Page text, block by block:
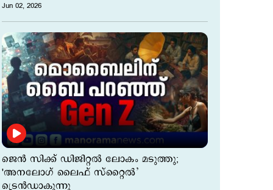
Jun 02, 2026
ജെൻ സിക്ക് ഡിജിറ്റൽ ലോകം മടുത്തു;
'അനലോഗ് ലൈഫ് സ്റ്റൈല്‍’
ട്രെന്‍ഡാകുന്നു